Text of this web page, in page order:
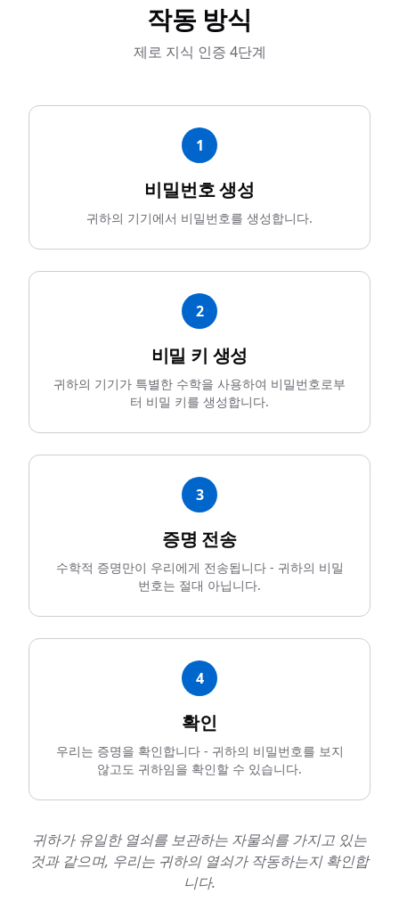
작동 방식
제로 지식 인증 4단계
1
비밀번호 생성
귀하의 기기에서 비밀번호를 생성합니다.
2
비밀 키 생성
귀하의 기기가 특별한 수학을 사용하여 비밀번호로부
터 비밀 키를 생성합니다.
3
증명 전송
수학적 증명만이 우리에게 전송됩니다 - 귀하의 비밀
번호는 절대 아닙니다.
4
확인
우리는 증명을 확인합니다 - 귀하의 비밀번호를 보지
않고도 귀하임을 확인할 수 있습니다.
귀하가 유일한 열쇠를 보관하는 자물쇠를 가지고 있는
것과 같으며, 우리는 귀하의 열쇠가 작동하는지 확인합
니다.